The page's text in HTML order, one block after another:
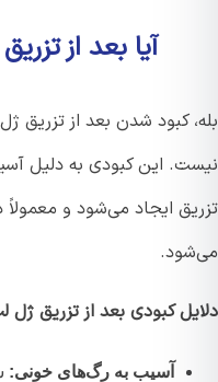
آیا بعد از
کبود شدن بعد از تزریق ژل
این کبودی به دلیل
ایجاد می‌شود و معمولاً
کبودی بعد از تزریق ژل لب:
آسیب به رگ‌های خونی: